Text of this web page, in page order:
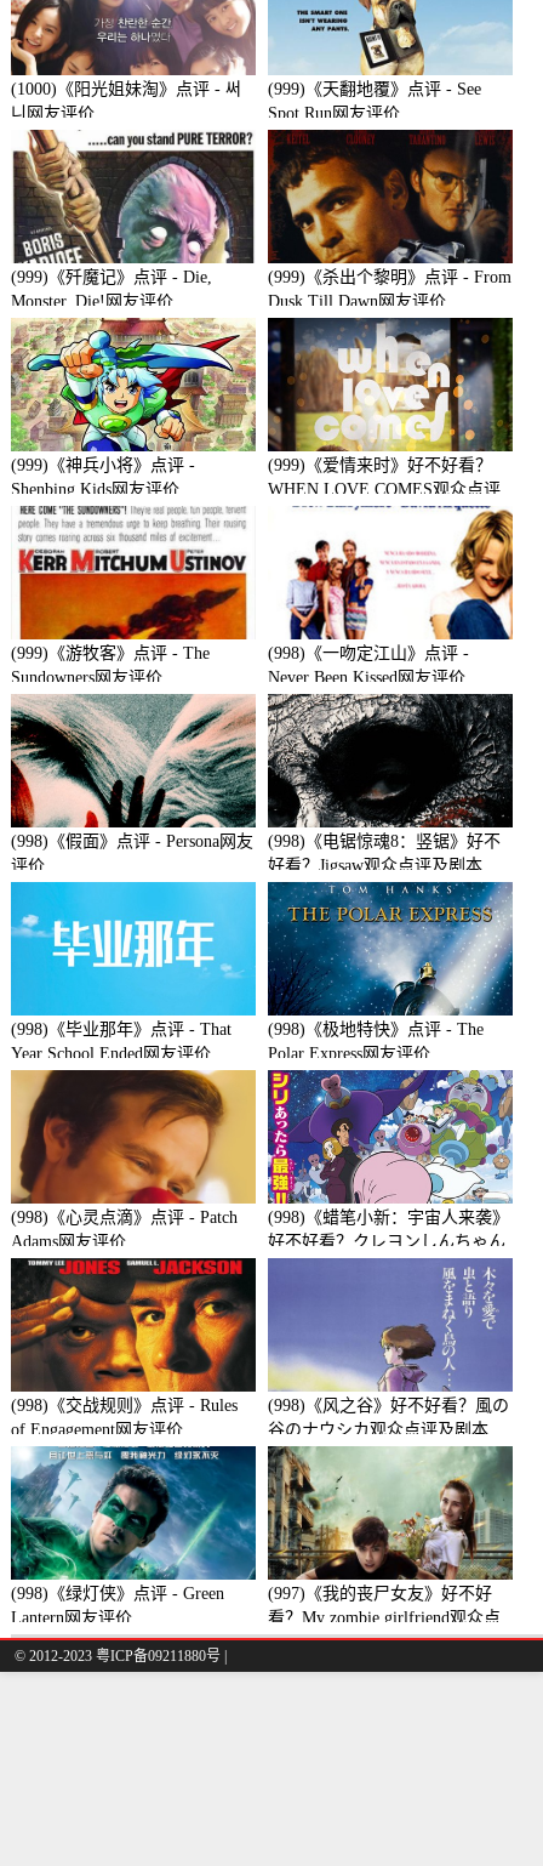
(1000)《阳光姐妹淘》点评 - 써
니网友评价
(999)《天翻地覆》点评 - See
Spot Run网友评价
(999)《歼魔记》点评 - Die,
Monster, Die!网友评价
(999)《杀出个黎明》点评 - From
Dusk Till Dawn网友评价
(999)《神兵小将》点评 -
Shenbing Kids网友评价
(999)《爱情来时》好不好看？
WHEN LOVE COMES观众点评
及剧本
(999)《游牧客》点评 - The
Sundowners网友评价
(998)《一吻定江山》点评 -
Never Been Kissed网友评价
(998)《假面》点评 - Persona网友
评价
(998)《电锯惊魂8：竖锯》好不
好看？Jigsaw观众点评及剧本
(998)《毕业那年》点评 - That
Year School Ended网友评价
(998)《极地特快》点评 - The
Polar Express网友评价
(998)《心灵点滴》点评 - Patch
Adams网友评价
(998)《蜡笔小新：宇宙人来袭》
好不好看？クレヨンしんちゃん
襲来!!宇宙人シリリ观众点评及
(998)《交战规则》点评 - Rules
of Engagement网友评价
(998)《风之谷》好不好看？風の
谷のナウシカ观众点评及剧本
(998)《绿灯侠》点评 - Green
Lantern网友评价
(997)《我的丧尸女友》好不好
看？My zombie girlfriend观众点
评及剧本
© 2012-2023 粤ICP备09211880号 |